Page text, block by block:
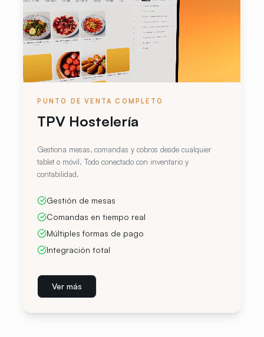
PUNTO DE VENTA COMPLETO
TPV Hostelería
Gestiona mesas, comandas y cobros desde cualquier
tablet o móvil. Todo conectado con inventario y
contabilidad.
Gestión de mesas
Comandas en tiempo real
Múltiples formas de pago
Integración total
Ver más